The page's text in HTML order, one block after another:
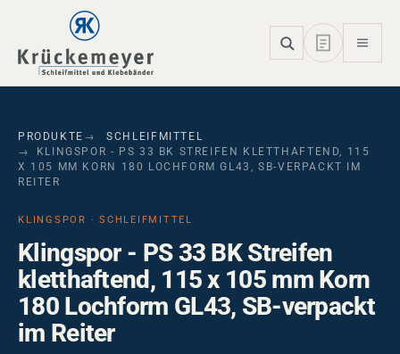
Skip to main navigation
Skip to main content
Skip to page footer
PRODUKTE
SCHLEIFMITTEL
KLINGSPOR - PS 33 BK STREIFEN KLETTHAFTEND, 115
X 105 MM KORN 180 LOCHFORM GL43, SB-VERPACKT IM
REITER
KLINGSPOR · SCHLEIFMITTEL
Klingspor - PS 33 BK Streifen
kletthaftend, 115 x 105 mm Korn
180 Lochform GL43, SB-verpackt
im Reiter